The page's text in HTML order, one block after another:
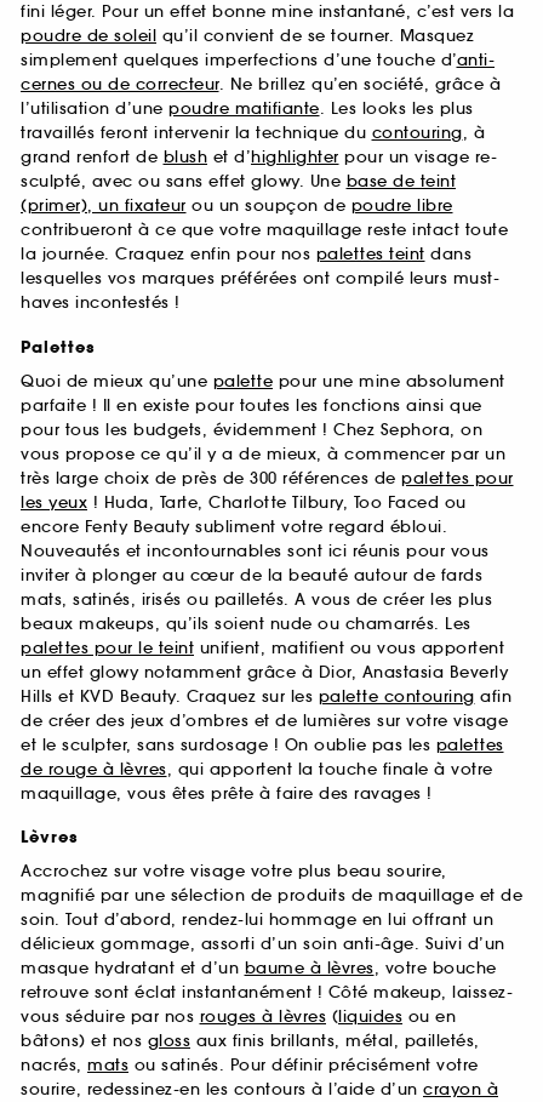
fini léger. Pour un effet bonne mine instantané, c’est vers la
poudre de soleil qu’il convient de se tourner. Masquez
simplement quelques imperfections d’une touche d’anti-
cernes ou de correcteur. Ne brillez qu’en société, grâce à
l’utilisation d’une poudre matifiante. Les looks les plus
travaillés feront intervenir la technique du contouring, à
grand renfort de blush et d’highlighter pour un visage re-
sculpté, avec ou sans effet glowy. Une base de teint
(primer), un fixateur ou un soupçon de poudre libre
contribueront à ce que votre maquillage reste intact toute
la journée. Craquez enfin pour nos palettes teint dans
lesquelles vos marques préférées ont compilé leurs must-
haves incontestés !
Palettes
Quoi de mieux qu’une palette pour une mine absolument
parfaite ! Il en existe pour toutes les fonctions ainsi que
pour tous les budgets, évidemment ! Chez Sephora, on
vous propose ce qu’il y a de mieux, à commencer par un
très large choix de près de 300 références de palettes pour
les yeux ! Huda, Tarte, Charlotte Tilbury, Too Faced ou
encore Fenty Beauty subliment votre regard ébloui.
Nouveautés et incontournables sont ici réunis pour vous
inviter à plonger au cœur de la beauté autour de fards
mats, satinés, irisés ou pailletés. A vous de créer les plus
beaux makeups, qu’ils soient nude ou chamarrés. Les
palettes pour le teint unifient, matifient ou vous apportent
un effet glowy notamment grâce à Dior, Anastasia Beverly
Hills et KVD Beauty. Craquez sur les palette contouring afin
de créer des jeux d’ombres et de lumières sur votre visage
et le sculpter, sans surdosage ! On oublie pas les palettes
de rouge à lèvres, qui apportent la touche finale à votre
maquillage, vous êtes prête à faire des ravages !
Lèvres
Accrochez sur votre visage votre plus beau sourire,
magnifié par une sélection de produits de maquillage et de
soin. Tout d’abord, rendez-lui hommage en lui offrant un
délicieux gommage, assorti d’un soin anti-âge. Suivi d’un
masque hydratant et d’un baume à lèvres, votre bouche
retrouve sont éclat instantanément ! Côté makeup, laissez-
vous séduire par nos rouges à lèvres (liquides ou en
bâtons) et nos gloss aux finis brillants, métal, pailletés,
nacrés, mats ou satinés. Pour définir précisément votre
sourire, redessinez-en les contours à l’aide d’un crayon à